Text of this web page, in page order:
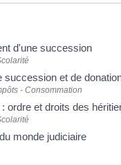
d'une succession
succession et de
- Consommation
ordre et droits des
monde judiciaire